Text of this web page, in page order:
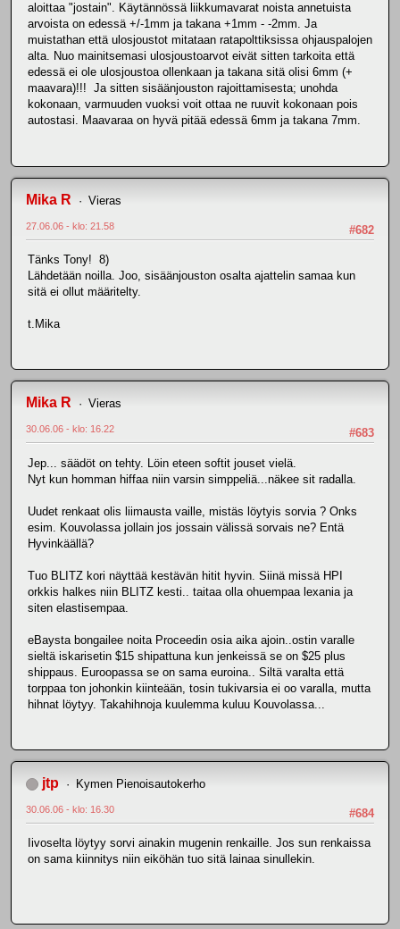
aloittaa "jostain". Käytännössä liikkumavarat noista annetuista
arvoista on edessä +/-1mm ja takana +1mm - -2mm. Ja
muistathan että ulosjoustot mitataan ratapolttiksissa ohjauspalojen
alta. Nuo mainitsemasi ulosjoustoarvot eivät sitten tarkoita että
edessä ei ole ulosjoustoa ollenkaan ja takana sitä olisi 6mm (+
maavara)!!! Ja sitten sisäänjouston rajoittamisesta; unohda
kokonaan, varmuuden vuoksi voit ottaa ne ruuvit kokonaan pois
autostasi. Maavaraa on hyvä pitää edessä 6mm ja takana 7mm.
Mika R Vieras
#682
27.06.06 - klo: 21.58
Tänks Tony! 8)
Lähdetään noilla. Joo, sisäänjouston osalta ajattelin samaa kun
sitä ei ollut määritelty.
t.Mika
Mika R Vieras
#683
30.06.06 - klo: 16.22
Jep... säädöt on tehty. Löin eteen softit jouset vielä.
Nyt kun homman hiffaa niin varsin simppeliä...näkee sit radalla.
Uudet renkaat olis liimausta vaille, mistäs löytyis sorvia ? Onks
esim. Kouvolassa jollain jos jossain välissä sorvais ne? Entä
Hyvinkäällä?
Tuo BLITZ kori näyttää kestävän hitit hyvin. Siinä missä HPI
orkkis halkes niin BLITZ kesti.. taitaa olla ohuempaa lexania ja
siten elastisempaa.
eBaysta bongailee noita Proceedin osia aika ajoin..ostin varalle
sieltä iskarisetin $15 shipattuna kun jenkeissä se on $25 plus
shippaus. Euroopassa se on sama euroina.. Siltä varalta että
torppaa ton johonkin kiinteään, tosin tukivarsia ei oo varalla, mutta
hihnat löytyy. Takahihnoja kuulemma kuluu Kouvolassa...
jtp Kymen Pienoisautokerho
#684
30.06.06 - klo: 16.30
Iivoselta löytyy sorvi ainakin mugenin renkaille. Jos sun renkaissa
on sama kiinnitys niin eiköhän tuo sitä lainaa sinullekin.